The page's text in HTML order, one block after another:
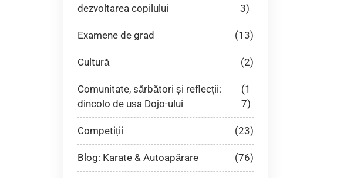
dezvoltarea copilului
3)
Examene de grad (13)
Cultură (2)
Comunitate, sărbători și reflecții:
dincolo de ușa Dojo-ului
(1
7)
Competiții (23)
Blog: Karate & Autoapărare (76)